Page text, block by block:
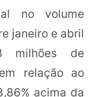
no volume
janeiro e abril
milhões de
relação ao
acima da